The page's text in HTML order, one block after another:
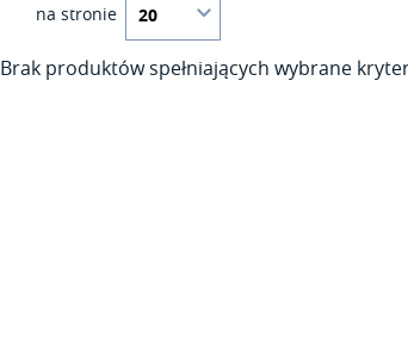
na stronie
Brak produktów spełniających wybrane